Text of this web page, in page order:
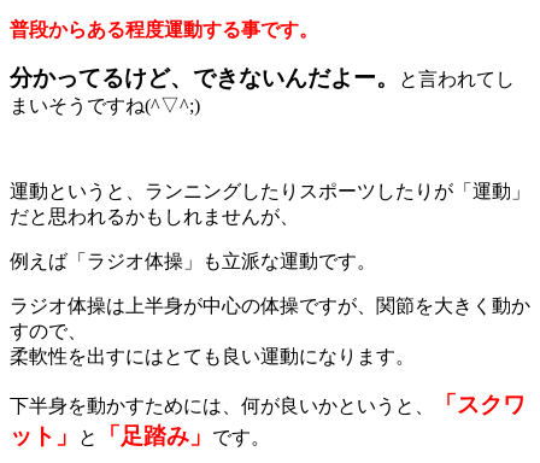
普段からある程度運動する事です。
分かってるけど、できないんだよー。
と言われてし
まいそうですね(^▽^;)
運動というと、ランニングしたりスポーツしたりが「運動」
だと思われるかもしれませんが、
例えば「ラジオ体操」も立派な運動です。
ラジオ体操は上半身が中心の体操ですが、関節を大きく動か
すので、
柔軟性を出すにはとても良い運動になります。
下半身を動かすためには、何が良いかというと、
「スクワ
ット」
と 「足踏み」 です。